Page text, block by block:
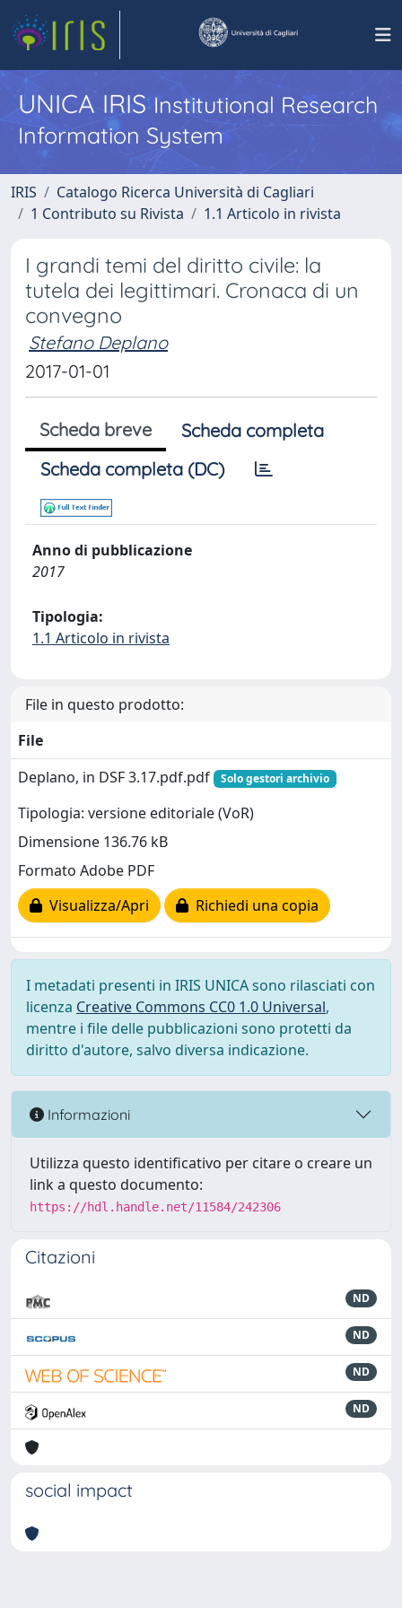
UNICA IRISInstitutional Research
Information System
IRIS
Catalogo Ricerca Università di Cagliari
1 Contributo su Rivista
1.1 Articolo in rivista
I grandi temi del diritto civile: la
tutela dei legittimari. Cronaca di un
convegno
Stefano Deplano
2017-01-01
Scheda breve
Scheda completa
Scheda completa (DC)
Anno di pubblicazione
2017
Tipologia:
1.1 Articolo in rivista
File in questo prodotto:
File
Deplano, in DSF 3.17.pdf.pdf
Solo gestori archivio
Tipologia: versione editoriale (VoR)
Dimensione 136.76 kB
Formato Adobe PDF
Visualizza/Apri
Richiedi una copia
I metadati presenti in IRIS UNICA sono rilasciati con
licenza Creative Commons CC0 1.0 Universal,
mentre i file delle pubblicazioni sono protetti da
diritto d'autore, salvo diversa indicazione.
Informazioni
Utilizza questo identificativo per citare o creare un
link a questo documento:
https://hdl.handle.net/11584/242306
Citazioni
ND
ND
ND
ND
social impact